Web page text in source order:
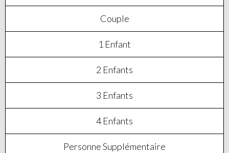
Couple
1 Enfant
2 Enfants
3 Enfants
4 Enfants
Personne Supplémentaire